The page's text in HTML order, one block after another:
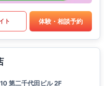
ト 体験・相談予約
第二千代田ビル 2F